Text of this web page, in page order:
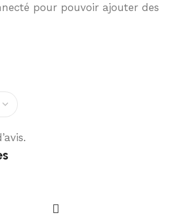
pour pouvoir ajouter des